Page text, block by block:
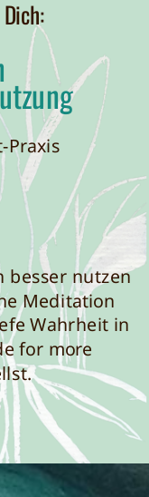
Praxis
besser nutzen
Meditation
Wahrheit in
for more